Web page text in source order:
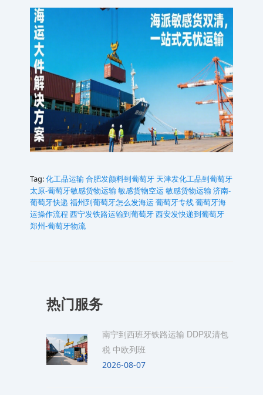
Tag:化工品运输合肥发颜料到葡萄牙 天津发化工品到葡萄牙
太原-葡萄牙‌‌‌‌‌‌‌‌‌‌‌‌‌‌‌‌‌‌‌‌‌‌‌‌‌‌‌‌‌‌‌‌‌‌‌‌‌‌敏感货物运输敏感货物空运敏感货物运输济南-
葡萄牙‌‌‌‌‌‌‌‌‌‌‌‌‌‌‌‌‌‌‌‌‌‌‌‌‌‌‌‌‌‌‌‌‌‌‌‌‌‌快递 福州到葡萄牙怎么发海运葡萄牙‌‌‌‌‌‌‌‌‌‌‌‌‌‌‌‌‌‌‌‌‌‌‌‌‌‌‌‌‌‌‌‌‌‌‌‌‌‌专线葡萄牙海
运操作流程 西宁发铁路运输到葡萄牙西安发快递到葡萄牙
郑州-葡萄牙‌‌‌‌‌‌‌‌‌‌‌‌‌‌‌‌‌‌‌‌‌‌‌‌‌‌‌‌‌‌‌‌‌‌‌‌‌‌物流
热门服务
南宁到西班牙铁路运输 DDP双清包
税 中欧列班
2026-08-07